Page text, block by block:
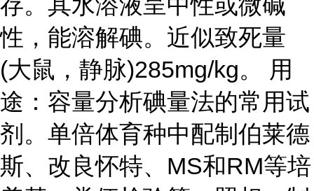
性，能溶解碘。近似致死量
(大鼠，静脉)285mg/kg。 用
途：容量分析碘量法的常用试
剂。单倍体育种中配制伯莱德
斯、改良怀特、MS和RM等培